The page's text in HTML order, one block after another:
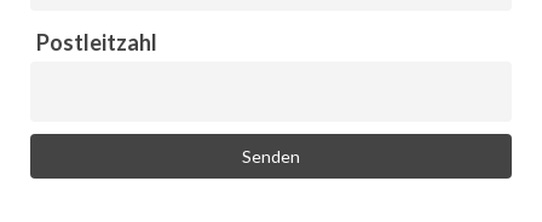
Postleitzahl